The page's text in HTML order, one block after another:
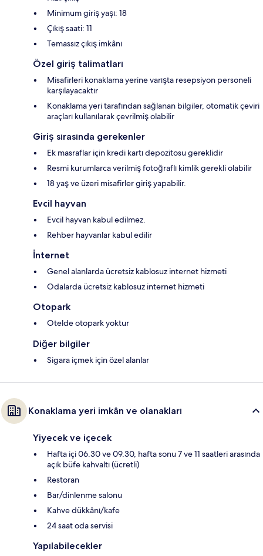
Minimum giriş yaşı: 18
Çıkış saati: 11
Temassız çıkış imkânı
Özel giriş talimatları
Misafirleri konaklama yerine varışta resepsiyon personeli
karşılayacaktır
Konaklama yeri tarafından sağlanan bilgiler, otomatik çeviri
araçları kullanılarak çevrilmiş olabilir
Giriş sırasında gerekenler
Ek masraflar için kredi kartı depozitosu gereklidir
Resmi kurumlarca verilmiş fotoğraflı kimlik gerekli olabilir
18 yaş ve üzeri misafirler giriş yapabilir.
Evcil hayvan
Evcil hayvan kabul edilmez.
Rehber hayvanlar kabul edilir
İnternet
Genel alanlarda ücretsiz kablosuz internet hizmeti
Odalarda ücretsiz kablosuz internet hizmeti
Otopark
Otelde otopark yoktur
Diğer bilgiler
Sigara içmek için özel alanlar
Konaklama yeri imkân ve olanakları
Yiyecek ve içecek
Hafta içi 06.30 ve 09.30, hafta sonu 7 ve 11 saatleri arasında
açık büfe kahvaltı (ücretli)
Restoran
Bar/dinlenme salonu
Kahve dükkânı/kafe
24 saat oda servisi
Yapılabilecekler